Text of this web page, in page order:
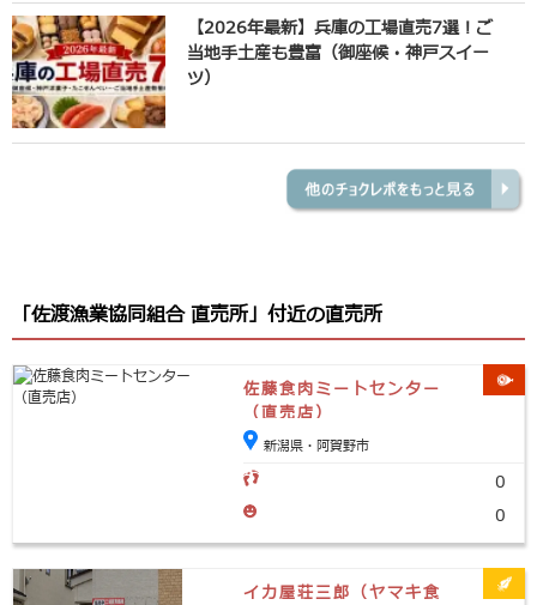
【2026年最新】兵庫の工場直売7選！ご
当地手土産も豊富（御座候・神戸スイー
ツ）
「佐渡漁業協同組合 直売所」付近の直売所
佐藤食肉ミートセンター
（直売店）
新潟県・阿賀野市
0
0
イカ屋荘三郎（ヤマキ食